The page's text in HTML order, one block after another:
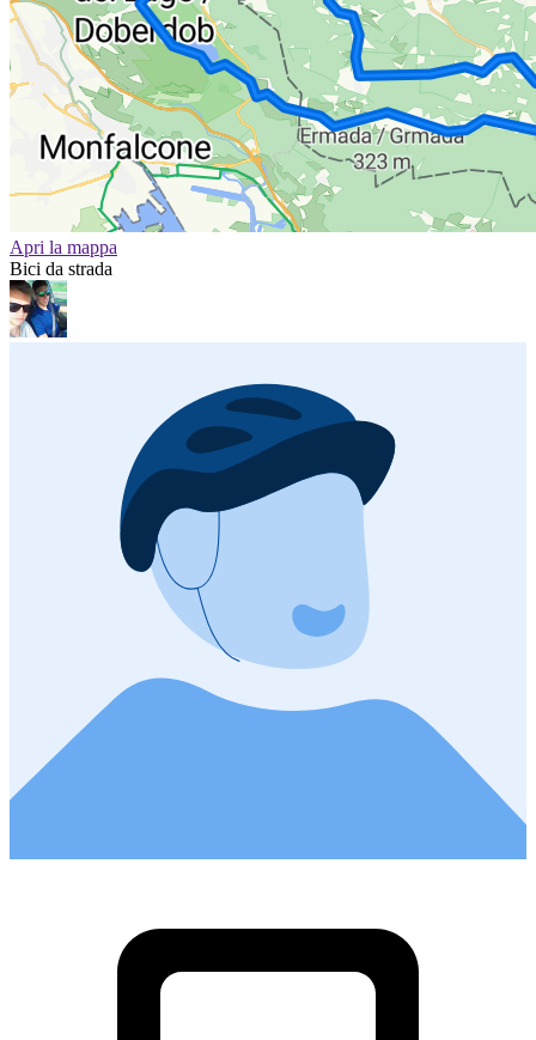
Apri la mappa
Bici da strada